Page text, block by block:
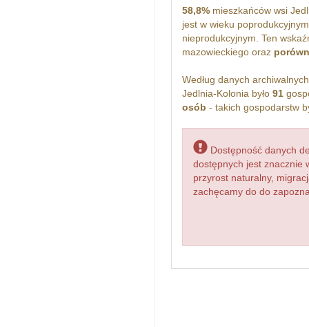
58,8%mieszkańców wsi
jest w wieku
nieprodukcyjnym. Ten
mazowieckiego oraz
Według danych
Jedlnia-Kolonia było 91
osób - takich gospodarstw
Dostępność danych
dostępnych jest znacznie
przyrost naturalny,
zachęcamy do do